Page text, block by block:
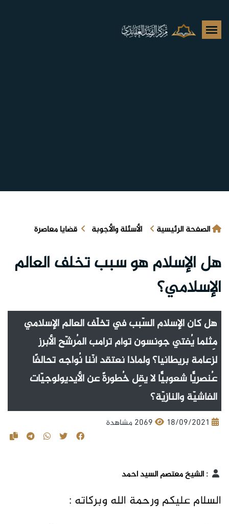
الصفحة الرئيسية الأسئلة والأجوبة قضايا معاصرة
هل الإسلام هو سبب تخلف العالم
الإسلامي؟
هل كان الإسلام السّبب في تخلّف العالم الإسلامي
مِثلما يُفتي جونسون توأم ترامب المُرشّح الأبرز
لزعامة بريطانيا؟ ولماذا نعتقد أنّنا نُواجه تحالفًا
عُنصريًّا شعوبيًّا لا يقِل خُطورةً عن الأيديولوجيّات
الفاشيّة والنازيّة؟
18/09/2021 2069 مشاهدة
:الشيخ معتصم السيد احمد
السلام عليكم ورحمة الله وبركاته :